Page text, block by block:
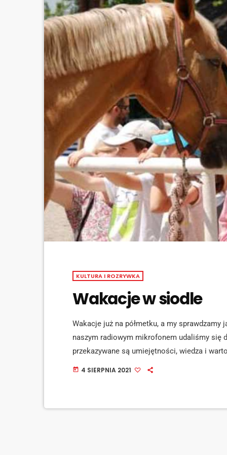
KULTURA I ROZRYWKA
Wakacje w siodle
Wakacje już na półmetku, a my
naszym radiowym mikrofonem udaliśmy się
przekazywane są umiejętności, wiedza i
młodzieży do jeździectwa. Mówi Nikol
today 4 SIERPNIA 2021